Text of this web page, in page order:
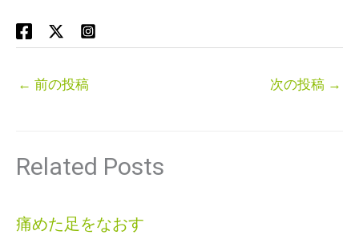
← 前の投稿 次の投稿 →
Related Posts
痛めた足をなおす